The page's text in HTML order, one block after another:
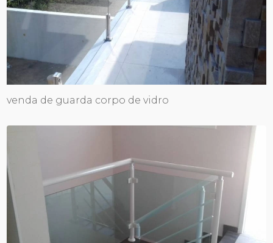
venda de guarda corpo de vidro